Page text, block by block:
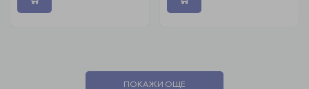
ПОКАЖИ ОЩЕ